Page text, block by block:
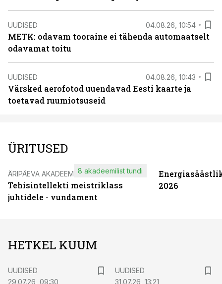
UUDISED 04.08.26, 10:54
METK: odavam tooraine ei tähenda automaatselt
odavamat toitu
UUDISED 04.08.26, 10:43
Värsked aerofotod uuendavad Eesti kaarte ja
toetavad ruumiotsuseid
ÜRITUSED
ÄRIPÄEVA AKADEEMIA
Tehisintellekti meistriklass
juhtidele - vundament
8 akadeemilist tundi
2026
HETKEL KUUM
UUDISED
29.07.26, 09:30
UUDISED
31.07.26, 13:21